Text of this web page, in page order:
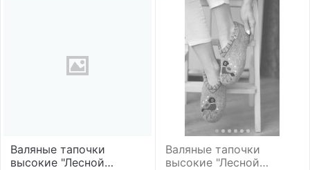
Валяные тапочки
высокие "Лесной
Валяные тапочки
высокие "Лесной